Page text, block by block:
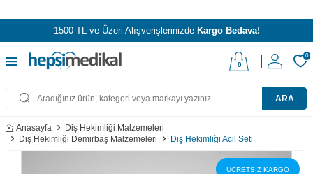
1500 TL ve Üzeri Alışverişlerinizde Kargo Bedava!
ARA
0
0
Anasayfa
Diş Hekimliği Malzemeleri
Diş Hekimliği Demirbaş Malzemeleri
Diş Hekimliği Acil Seti
ÜCRETSİZ KARGO